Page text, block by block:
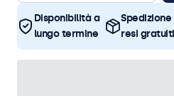
Disponibilità a
lungo termine
Spedizione
resi gratuiti